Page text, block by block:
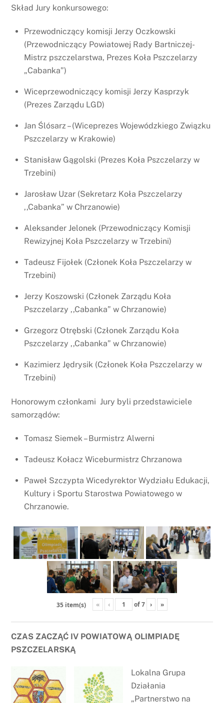
Skład Jury konkursowego:
Przewodniczący komisji Jerzy Oczkowski
(Przewodniczący Powiatowej Rady Bartniczej-
Mistrz pszczelarstwa, Prezes Koła Pszczelarzy
„Cabanka”)
Wiceprzewodniczący komisji Jerzy Kasprzyk
(Prezes Zarządu LGD)
Jan Ślósarz – (Wiceprezes Wojewódzkiego Związku
Pszczelarzy w Krakowie)
Stanisław Gągolski (Prezes Koła Pszczelarzy w
Trzebini)
Jarosław Uzar (Sekretarz Koła Pszczelarzy
,,Cabanka” w Chrzanowie)
Aleksander Jelonek (Przewodniczący Komisji
Rewizyjnej Koła Pszczelarzy w Trzebini)
Tadeusz Fijołek (Członek Koła Pszczelarzy w
Trzebini)
Jerzy Koszowski (Członek Zarządu Koła
Pszczelarzy ,,Cabanka” w Chrzanowie)
Grzegorz Otrębski (Członek Zarządu Koła
Pszczelarzy ,,Cabanka” w Chrzanowie)
Kazimierz Jędrysik (Członek Koła Pszczelarzy w
Trzebini)
Honorowym członkami Jury byli przedstawiciele
samorządów:
Tomasz Siemek – Burmistrz Alwerni
Tadeusz Kołacz Wiceburmistrz Chrzanowa
Paweł Szczypta Wicedyrektor Wydziału Edukacji,
Kultury i Sportu Starostwa Powiatowego w
Chrzanowie.
35 item(s) « ‹ of7 › »
CZAS ZACZĄĆ IV POWIATOWĄ OLIMPIADĘ
PSZCZELARSKĄ
Lokalna Grupa
Działania
„Partnerstwo na